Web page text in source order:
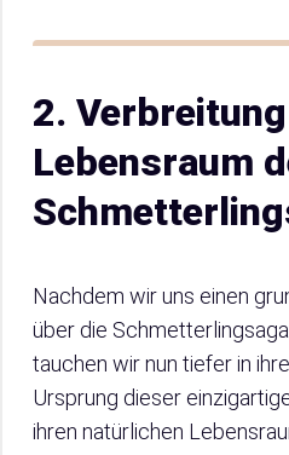
2.
Lebensraum
Nachdem wir uns einen
über die
tauchen wir nun tiefer in
Ursprung dieser
ihren natürlichen